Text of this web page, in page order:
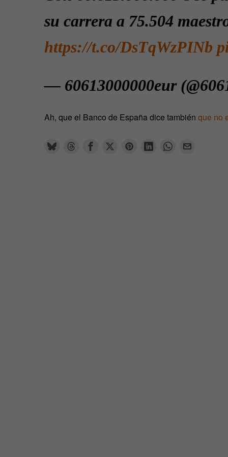
su carrera a 75.504
https://t.co/DsTqWzPINb
— 60613000000eur
Ah, que el Banco de España dice también que no